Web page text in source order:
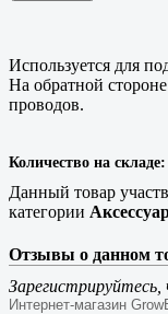
Используется для
На обратной
проводов.
Количество на складе:
Данный товар
категории
Отзывы о данном
Интернет-магазин